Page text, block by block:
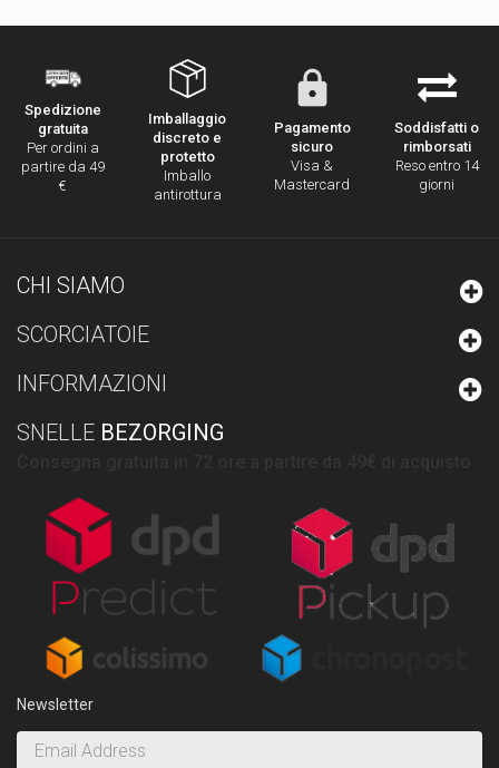
Spedizione
gratuita
Per ordini a
partire da 49
€
Imballaggio
discreto e
protetto
Imballo
antirottura
Pagamento
sicuro
Visa &
Mastercard
Soddisfatti o
rimborsati
Reso entro 14
giorni
CHI SIAMO
SCORCIATOIE
INFORMAZIONI
SNELLE BEZORGING
Newsletter